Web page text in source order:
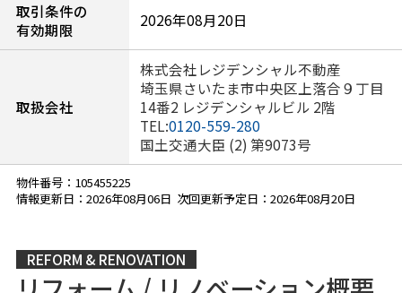
取引条件の
有効期限
2026年08月20日
取扱会社
株式会社レジデンシャル不動産
埼玉県さいたま市中央区上落合９丁目
14番2 レジデンシャルビル 2階
TEL:0120-559-280
国土交通大臣 (2) 第9073号
物件番号：105455225
情報更新日：2026年08月06日 次回更新予定日：2026年08月20日
REFORM & RENOVATION